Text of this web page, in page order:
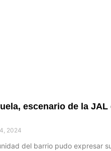
escenario de la JAL
2024
del barrio pudo expresar